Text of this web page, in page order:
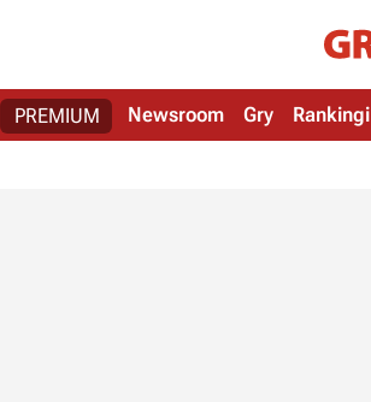
PREMIUM Newsroom Gry Rankingi